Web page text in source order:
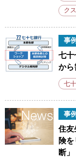
ク
事
七十
から
七
事
住友
険
断」